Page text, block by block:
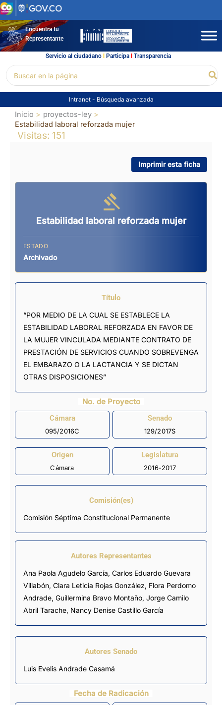
Ir
al
contenidoEncuentra tu
Representante
Servicio al ciudadano l Participal Transparencia
por:
Intranet - Búsqueda avanzada
Inicio
proyectos-ley
Estabilidad laboral reforzada mujer
Visitas: 151
Imprimir esta ficha
Estabilidad laboral reforzada mujer
ESTADO
Archivado
Título
“POR MEDIO DE LA CUAL SE ESTABLECE LA
ESTABILIDAD LABORAL REFORZADA EN FAVOR DE
LA MUJER VINCULADA MEDIANTE CONTRATO DE
PRESTACIÓN DE SERVICIOS CUANDO SOBREVENGA
EL EMBARAZO O LA LACTANCIA Y SE DICTAN
OTRAS DISPOSICIONES”
No. de Proyecto
Cámara
095/2016C
Senado
129/2017S
Origen
Cámara
Legislatura
2016-2017
Comisión(es)
Comisión Séptima Constitucional Permanente
Autores Representantes
Ana Paola Agudelo García, Carlos Eduardo Guevara
Villabón, Clara Leticia Rojas González, Flora Perdomo
Andrade, Guillermina Bravo Montaño, Jorge Camilo
Abril Tarache, Nancy Denise Castillo García
Autores Senado
Luis Evelis Andrade Casamá
Fecha de Radicación